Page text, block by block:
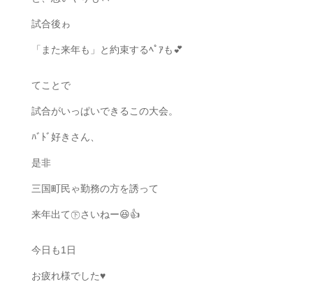
試合後ゎ
「また来年も」と約束するﾍﾟｱも💕
てことで
試合がいっぱいできるこの大会。
ﾊﾞﾄﾞ好きさん、
是非
三国町民ゃ勤務の方を誘って
来年出て㊦さいねー😆👍
今日も1日
お疲れ様でした♥️